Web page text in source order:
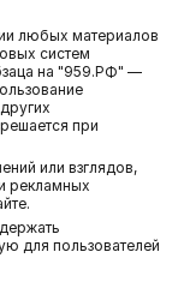
любых материалов
систем
на "959.РФ" —
при
или взглядов,
рекламных
для пользователей